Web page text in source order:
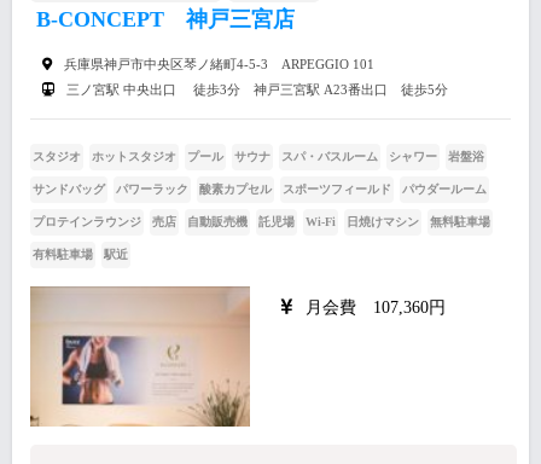
B-CONCEPT 神戸三宮店
兵庫県神戸市中央区琴ノ緒町4-5-3 ARPEGGIO 101
三ノ宮駅 中央出口 徒歩3分 神戸三宮駅 A23番出口 徒歩5分
スタジオ ホットスタジオ プール サウナ スパ・バスルーム シャワー 岩盤浴
サンドバッグ パワーラック 酸素カプセル スポーツフィールド パウダールーム
プロテインラウンジ 売店 自動販売機 託児場 Wi-Fi 日焼けマシン 無料駐車場
有料駐車場 駅近
月会費 107,360円